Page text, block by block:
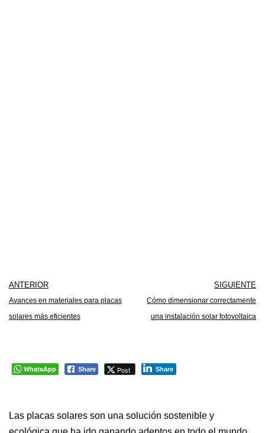
ANTERIOR
Avances en materiales para placas
solares más eficientes
SIGUIENTE
Cómo dimensionar correctamente
una instalación solar fotovoltaica
WhatsApp Share Post Share
Las placas solares son una solución sostenible y